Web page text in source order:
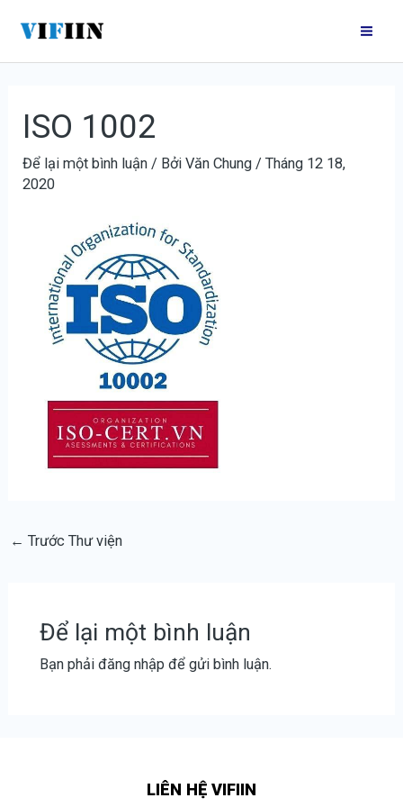
nội
ISO 1002
Để lại một bình luận / BởiVăn Chung /Tháng 12 18,
2020
hướng
bài
← Trước Thư viện
Để lại một bình luận
Bạn phải đăng nhậpđể gửi bình luận.
LIÊN HỆ VIFIIN